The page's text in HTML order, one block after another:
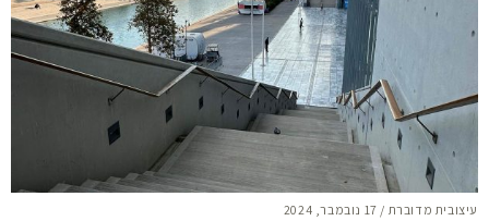
עיצובית מדוברת / 17 נובמבר, 2024